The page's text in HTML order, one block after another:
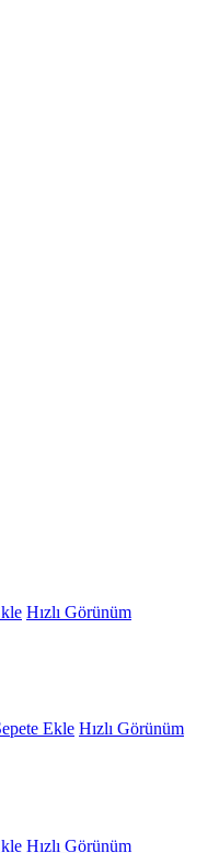
Hızlı Görünüm
Ekle Hızlı Görünüm
Hızlı Görünüm